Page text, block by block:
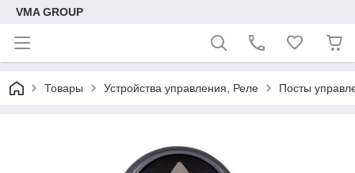
VMA GROUP
Товары Устройства управления, Реле Посты